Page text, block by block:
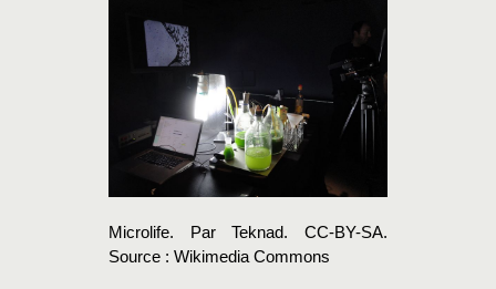
Microlife. Par Teknad. CC-BY-SA.
Source : Wikimedia Commons